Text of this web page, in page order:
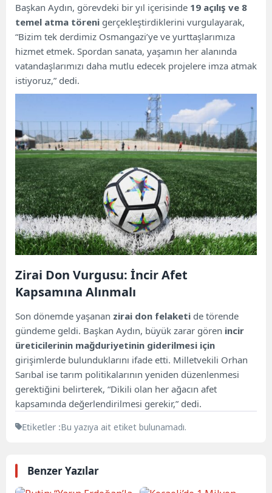
Başkan Aydın, görevdeki bir yıl içerisinde 19 açılış ve 8
temel atma töreni gerçekleştirdiklerini vurgulayarak,
“Bizim tek derdimiz Osmangazi’ye ve yurttaşlarımıza
hizmet etmek. Spordan sanata, yaşamın her alanında
vatandaşlarımızı daha mutlu edecek projelere imza atmak
istiyoruz,” dedi.
Zirai Don Vurgusu: İncir Afet
Kapsamına Alınmalı
Son dönemde yaşanan zirai don felaketi de törende
gündeme geldi. Başkan Aydın, büyük zarar gören incir
üreticilerinin mağduriyetinin giderilmesi için
girişimlerde bulunduklarını ifade etti. Milletvekili Orhan
Sarıbal ise tarım politikalarının yeniden düzenlenmesi
gerektiğini belirterek, “Dikili olan her ağacın afet
kapsamında değerlendirilmesi gerekir,” dedi.
Etiketler :Bu yazıya ait etiket bulunamadı.
Benzer Yazılar